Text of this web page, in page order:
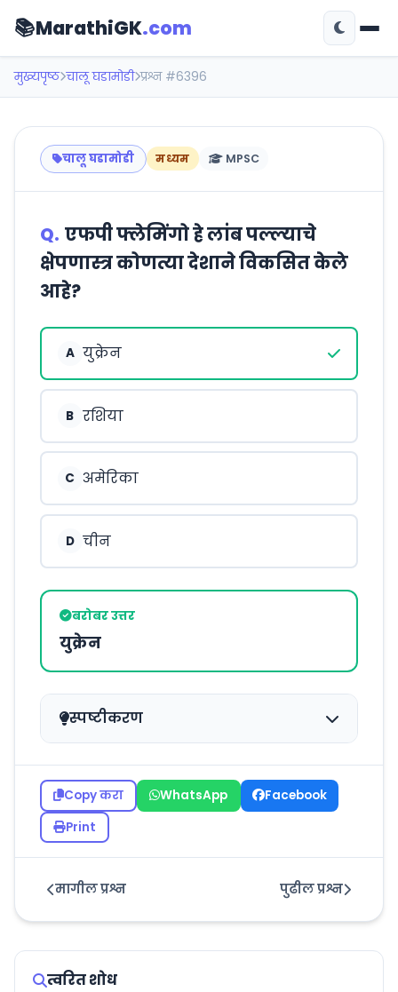
📚MarathiGK.com
मुख्यपृष्ठ चालू घडामोडी प्रश्न #6396
चालू घडामोडी मध्यम MPSC
Q. एफपी फ्लेमिंगो हे लांब पल्ल्याचे
क्षेपणास्त्र कोणत्या देशाने विकसित केले
आहे?
A युक्रेन
B रशिया
C अमेरिका
D चीन
बरोबर उत्तर
युक्रेन
स्पष्टीकरण
Copy करा WhatsApp
Facebook
Print
मागील प्रश्न पुढील प्रश्न
त्वरित शोध